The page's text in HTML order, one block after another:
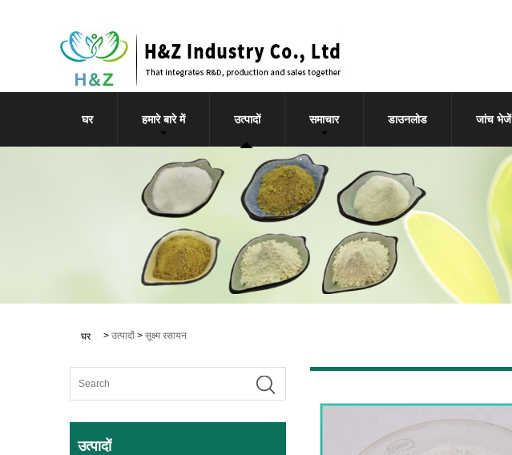
घर हमारे बारे में उत्पादों समाचार डाउनलोड जांच भेजें
घर > उत्पादों > सूक्ष्म रसायन
उत्पादों